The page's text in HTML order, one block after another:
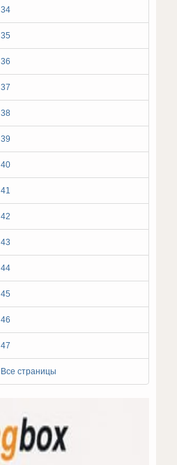
34
35
36
37
38
39
40
41
42
43
44
45
46
47
Все страницы